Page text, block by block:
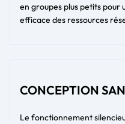
en groupes plus petits pour
efficace des ressources
CONCEPTION
Le fonctionnement